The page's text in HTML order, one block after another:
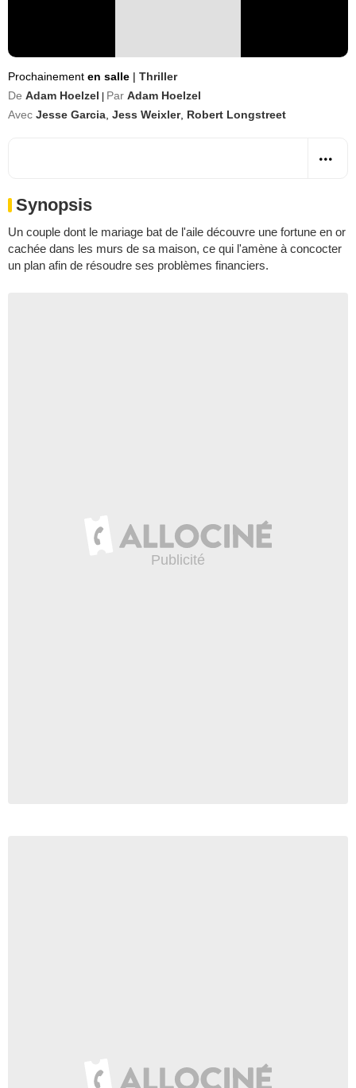
Prochainement en salle | Thriller
De Adam Hoelzel Par Adam Hoelzel
Avec Jesse Garcia Jess Weixler, Robert Longstreet
Synopsis
Un couple dont le mariage bat de l'aile découvre une fortune en or
cachée dans les murs de sa maison, ce qui l'amène à concocter
un plan afin de résoudre ses problèmes financiers.